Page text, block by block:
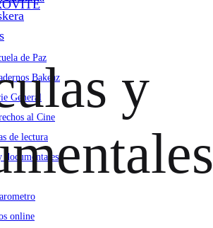
de Paz
Bakeaz
General
al Cine
de lectura
documentales
online
y